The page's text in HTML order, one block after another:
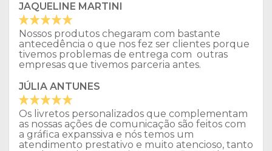
JAQUELINE MARTINI
Nossos produtos chegaram com bastante
antecedência o que nos fez ser clientes porque
tivemos problemas de entrega com outras
empresas que tivemos parceria antes.
JÚLIA ANTUNES
Os livretos personalizados que complementam
as nossas ações de comunicação são feitos com
a gráfica expanssiva e nós temos um
atendimento prestativo e muito atencioso, tanto